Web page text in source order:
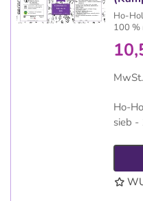
Ho-
100 %
Ho-
sieb -